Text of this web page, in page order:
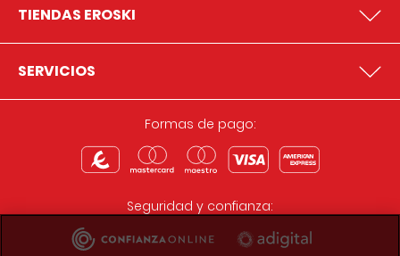
TIENDAS EROSKI
SERVICIOS
Formas de pago:
Seguridad y confianza: